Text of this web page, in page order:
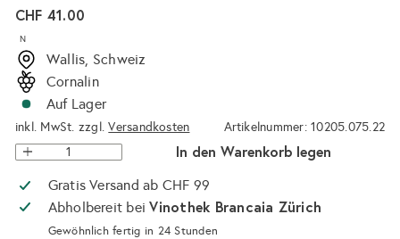
Normaler
Preis
CHF 41.00
N
Wallis, Schweiz
Cornalin
Auf Lager
inkl. MwSt. zzgl.Versandkosten Artikelnummer: 10205.075.22
In den Warenkorb legen
Gratis Versand ab CHF 99
Abholbereit beiVinothek Brancaia Zürich
Gewöhnlich fertig in 24 Stunden